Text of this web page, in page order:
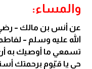
والمساء:
عن أنس بن مالك –
الله عليه وسلم –
تسمعي ما أوصيك به
حي يا قيّوم برحمتك